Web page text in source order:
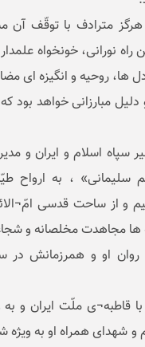
مترادف با توقّف آن
نورانی، خونخواه
ها، روحیه و انگیزه ای
مبارزانی خواهد بود
سپاه اسلام و ایران و
سلیمانی» ، به ارواح
و از ساحت قدسی
مجاهدت مخلصانه و
روان او و همرزمانش
قاطبه¬ی ملّت ایران و به
و شهدای همراه او به ویژه